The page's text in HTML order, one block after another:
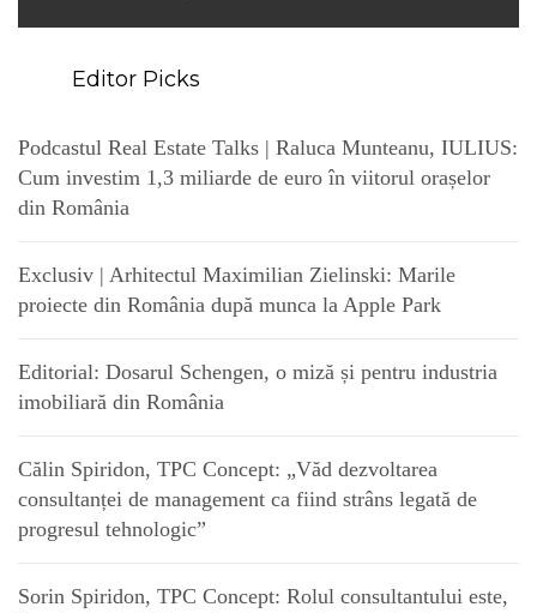
Editor Picks
Podcastul Real Estate Talks | Raluca Munteanu, IULIUS:
Cum investim 1,3 miliarde de euro în viitorul orașelor
din România
Exclusiv | Arhitectul Maximilian Zielinski: Marile
proiecte din România după munca la Apple Park
Editorial: Dosarul Schengen, o miză și pentru industria
imobiliară din România
Călin Spiridon, TPC Concept: „Văd dezvoltarea
consultanței de management ca fiind strâns legată de
progresul tehnologic”
Sorin Spiridon, TPC Concept: Rolul consultantului este,